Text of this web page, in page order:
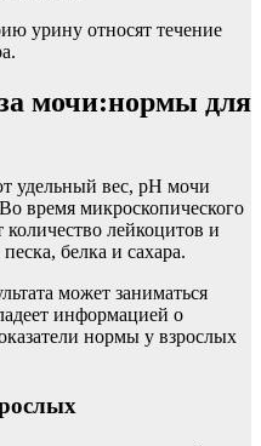
урину относят течение
мочи:нормы для
удельный вес, рН мочи
время микроскопического
количество лейкоцитов и
белка и сахара.
может заниматься
информацией о
нормы у взрослых